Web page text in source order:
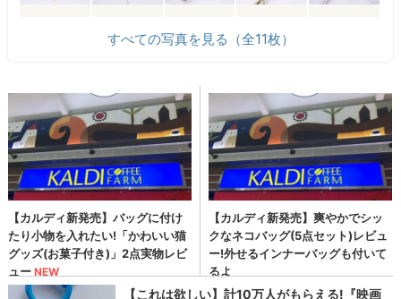
すべての写真を見る（全11枚）